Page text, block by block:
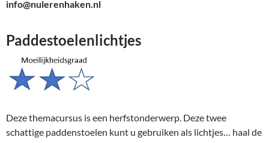
info@nulerenhaken.nl
Paddestoelenlichtjes
Deze themacursus is een herfstonderwerp. Deze twee
schattige paddenstoelen kunt u gebruiken als lichtjes… haal de